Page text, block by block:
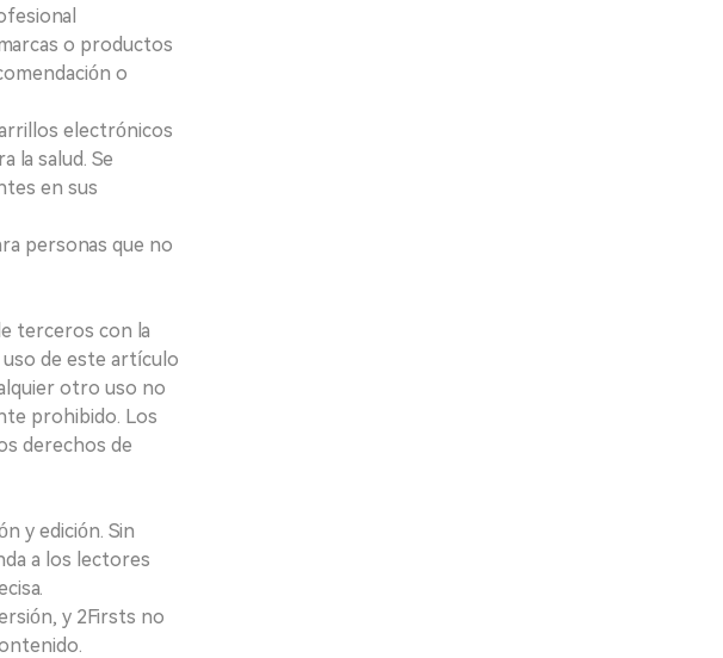
o productos
o
electrónicos
la salud. Se
en sus
personas que no
terceros con la
de este artículo
otro uso no
prohibido. Los
derechos de
y edición. Sin
a los lectores
y 2Firsts no